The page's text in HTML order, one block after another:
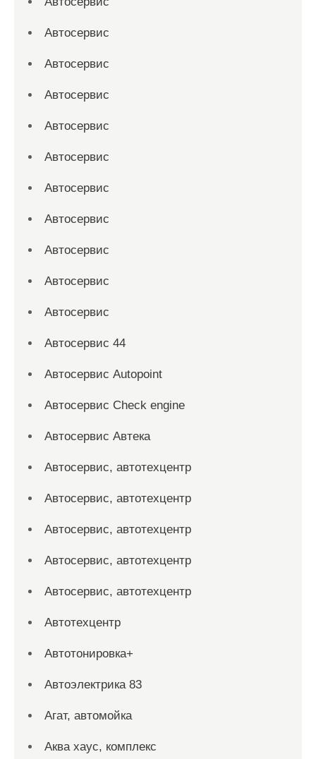
Автосервис
Автосервис
Автосервис
Автосервис
Автосервис
Автосервис
Автосервис
Автосервис
Автосервис
Автосервис
Автосервис 44
Автосервис Autopoint
Автосервис Check engine
Автосервис Автека
Автосервис, автотехцентр
Автосервис, автотехцентр
Автосервис, автотехцентр
Автосервис, автотехцентр
Автосервис, автотехцентр
Автотехцентр
Автотонировка+
Автоэлектрика 83
Агат, автомойка
Аква хаус, комплекс